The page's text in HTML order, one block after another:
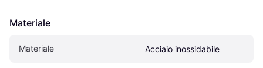
Materiale
Materiale Acciaio inossidabile